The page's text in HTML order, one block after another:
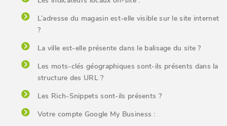
L’adresse du magasin est-elle visible sur le site internet
?
La ville est-elle présente dans le balisage du site ?
Les mots-clés géographiques sont-ils présents dans la
structure des URL ?
Les Rich-Snippets sont-ils présents ?
Votre compte Google My Business :